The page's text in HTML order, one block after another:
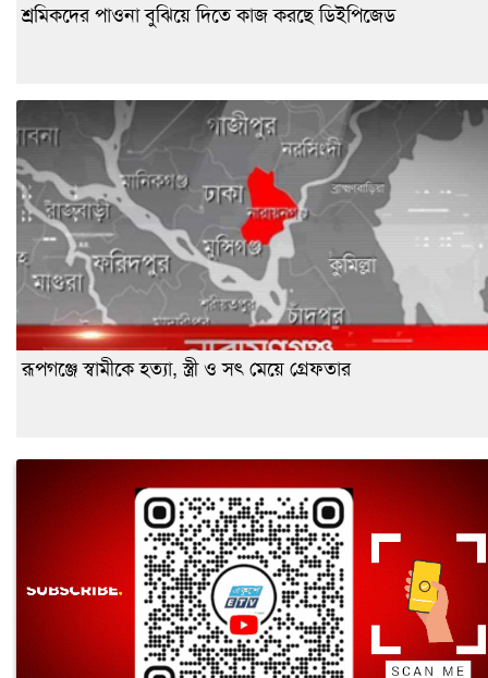
শ্রমিকদের পাওনা বুঝিয়ে দিতে কাজ করছে ডিইপিজেড
রূপগঞ্জে স্বামীকে হত্যা, স্ত্রী ও সৎ মেয়ে গ্রেফতার